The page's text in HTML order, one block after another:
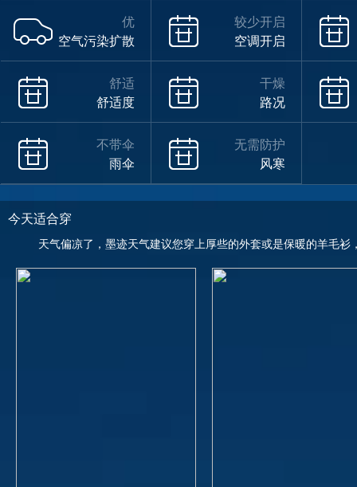
优
空气污染扩散
较少开启
空调开启
舒适
舒适度
干燥
路况
不带伞
雨伞
无需防护
风寒
今天适合穿
天气偏凉了，墨迹天气建议您穿上厚些的外套或是保暖的羊毛